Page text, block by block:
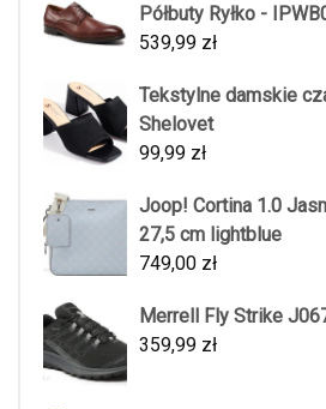
Półbuty Ryłko -
539,99 zł
Tekstylne damskie
Shelovet
99,99 zł
Joop! Cortina 1.0
27,5 cm lightblue
749,00 zł
Merrell Fly Strike
359,99 zł